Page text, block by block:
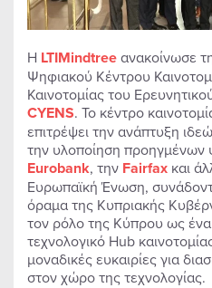
Η LTIMindtreeανακοίνωσε
Ψηφιακού Κέντρου
Καινοτομίας του
CYENS. Το κέντρο
επιτρέψει την ανάπτυξη
την υλοποίηση προηγμένων
Eurobank, την Fairfax και
Ευρωπαϊκή Ένωση,
όραμα της Κυπριακής
τον ρόλο της Κύπρου ως ένα
τεχνολογικό Hub
μοναδικές ευκαιρίες για
στον χώρο της τεχνολογίας.